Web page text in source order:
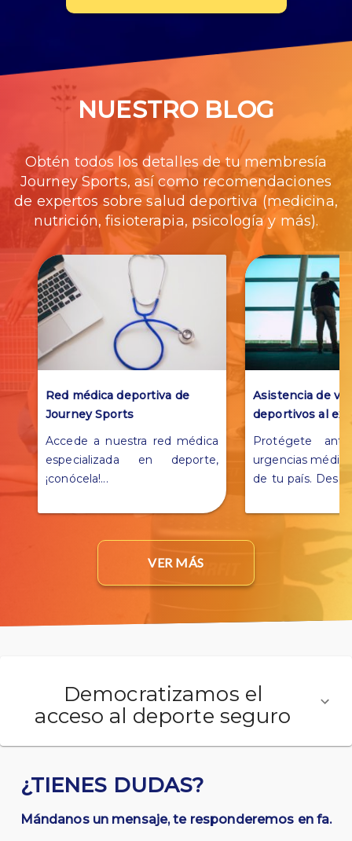
NUESTRO BLOG
Obtén todos los detalles de tu membresía
Journey Sports, así como recomendaciones
de expertos sobre salud deportiva (medicina,
nutrición, fisioterapia, psicología y más).
Red médica deportiva de
Journey Sports
Accede a nuestra red médica
especializada en deporte,
¡conócela!...
Asistencia de
deportivos al
Protégete
urgencias
de tu país.
VER MÁS
Democratizamos el
acceso al deporte seguro
¿TIENES DUDAS?
Mándanos un mensaje, te responderemos en fa.